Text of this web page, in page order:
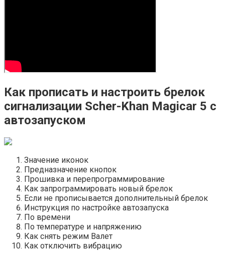
Как прописать и настроить брелок
сигнализации Scher-Khan Magicar 5 с
автозапуском
Значение иконок
Предназначение кнопок
Прошивка и перепрограммирование
Как запрограммировать новый брелок
Если не прописывается дополнительный брелок
Инструкция по настройке автозапуска
По времени
По температуре и напряжению
Как снять режим Валет
Как отключить вибрацию